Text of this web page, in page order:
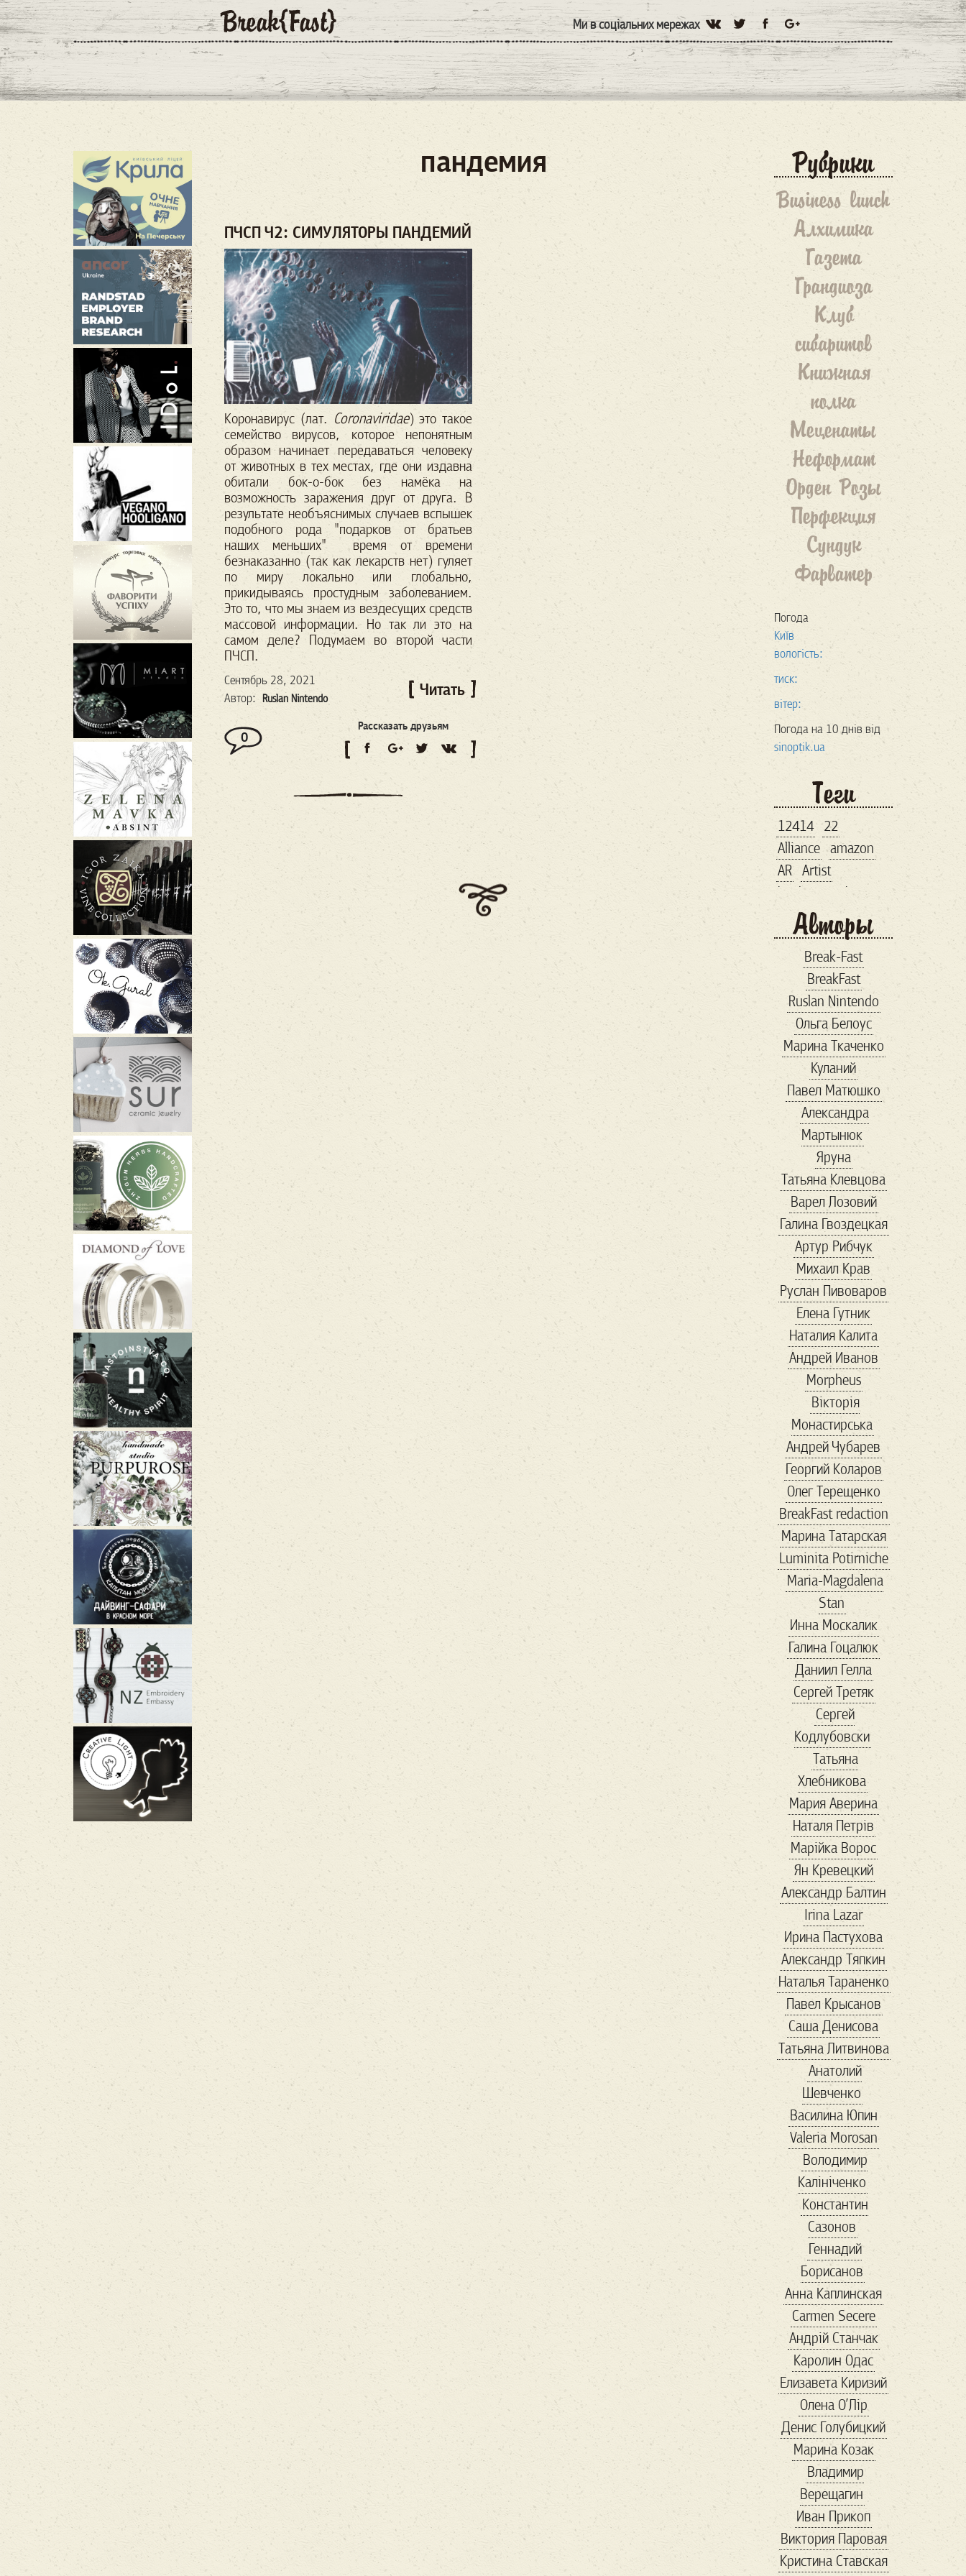
Ми в соціальних мережах
пандемия
ПЧСП Ч2: СИМУЛЯТОРЫ ПАНДЕМИЙ
Коронавирус (лат. Coronaviridae) это такое
семейство вирусов, которое непонятным
образом начинает передаваться человеку
от животных в тех местах, где они издавна
обитали бок-о-бок без намёка на
возможность заражения друг от друга. В
результате необъяснимых случаев вспышек
подобного рода "подарков от братьев
наших меньших" время от времени
безнаказанно (так как лекарств нет) гуляет
по миру локально или глобально,
прикидываясь простудным заболеванием.
Это то, что мы знаем из вездесущих средств
массовой информации. Но так ли это на
самом деле? Подумаем во второй части
ПЧСП.
Сентябрь 28, 2021
Автор:
Ruslan Nintendo Читать
0
Рассказать друзьям
Рубрики
Business lunch
Алхимика
Газета
Грандиоза
Клуб
сибаритов
Книжная
полка
Меценаты
Неформат
Орден Розы
Перфекция
Сундук
Фарватер
Погода
Київ
вологість:
тиск:
вітер:
Погода на 10 днів від
sinoptik.ua
Теги
12414 22
Alliance amazon
AR Artist
bankroupt
bitcoin
brand
business lunch
comiccon comix
conservative
coronavirus
cosplay
COVID-19
cryptocurency dc
digitalID Facebook
Fashion forbes
Forbs Game Gavi
good guardian
hackathon HR
ID2020
Instagram
IT
maga
Marketing marvel
MMA online
playstation
politicalmemes
politics republican
rightwing
rightwingpopulism
SARSCoV2
savemariupol
showbiz
TheResistance
thirdparty
Trump
uspolitics veter
vox VR Wallmart
walmart авиа
автомобили
авторы агенство
адвокат
адреналин
азовсталь
амбасадори
антиквариат
Антикорупція
антресоли апрель
Арестович
Армения арсенал
арт артден
Артур
Архитектура
Білий Дім
баальбек бабочка
Балканы бандиты
банки
банкротство
бархатный сезон
баскетбол
беженцы безвиз
бездомные Бернс
Бизнес-завтрак
бисер
благотворительность
блины бокс
Болгария
болгария выборы
Бренд
Бриджит Бардо
Букер
бюро находок
в мире
Війна
віршовіття
вакцинация
Валентин
ванна
варел варенье
веган веган 2
веган бум
великие
Венесуэла
вениция венок
Весна
весна в Украине
Ветеран
вино
Авторы
Break-Fast
BreakFast
Ruslan Nintendo
Ольга Белоус
Марина Ткаченко
Куланий
Павел Матюшко
Александра
Мартынюк
Яруна
Татьяна Клевцова
Варел Лозовий
Галина Гвоздецкая
Артур Рибчук
Михаил Крав
Руслан Пивоваров
Елена Гутник
Наталия Калита
Андрей Иванов
Morpheus
Вікторія
Монастирська
Андрей Чубарев
Георгий Коларов
Олег Терещенко
BreakFast redaction
Марина Татарская
Luminita Potirniche
Maria-Magdalena
Stan
Инна Москалик
Галина Гоцалюк
Даниил Гелла
Сергей Третяк
Сергей
Кодлубовски
Татьяна
Хлебникова
Мария Аверина
Наталя Петрів
Марійка Вороc
Ян Кревецкий
Александр Балтин
Irina Lazar
Ирина Пастухова
Александр Тяпкин
Наталья Тараненко
Павел Крысанов
Саша Денисова
Татьяна Литвинова
Анатолий
Шевченко
Василина Юпин
Valeria Morosan
Володимир
Калініченко
Константин
Сазонов
Геннадий
Борисанов
Анна Каплинская
Carmen Secere
Андрій Станчак
Каролин Одас
Елизавета Киризий
Олена О’Лір
Денис Голубицкий
Марина Козак
Владимир
Верещагин
Иван Прикоп
Виктория Паровая
Кристина Ставская